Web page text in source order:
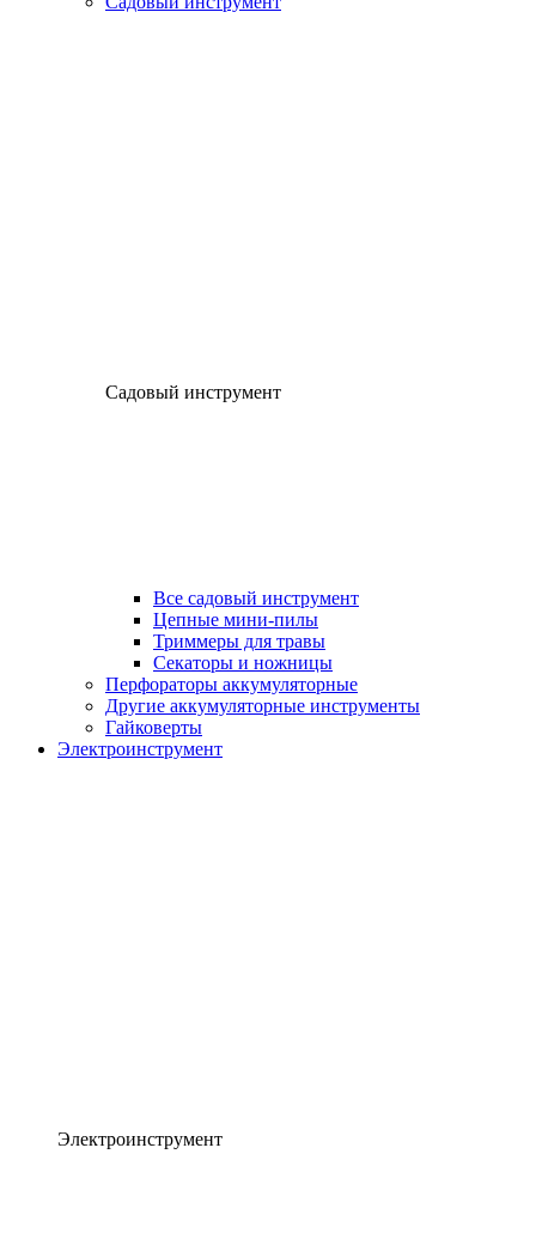
Садовый инструмент
Все садовый инструмент
Цепные мини-пилы
Триммеры для травы
Секаторы и ножницы
Перфораторы аккумуляторные
Другие аккумуляторные инструменты
Гайковерты
Электроинструмент
Электроинструмент